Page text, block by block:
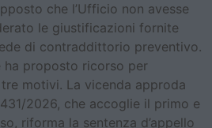
che l’Ufficio non avesse
le giustificazioni fornite
di contraddittorio preventivo.
ha proposto ricorso per
motivi. La vicenda approda
2026, che accoglie il primo e
riforma la sentenza d’appello